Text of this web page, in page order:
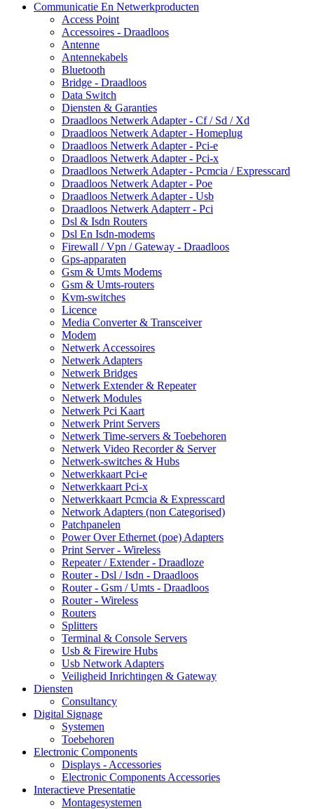
Communicatie En Netwerkproducten
Access Point
Accessoires - Draadloos
Antenne
Antennekabels
Bluetooth
Bridge - Draadloos
Data Switch
Diensten & Garanties
Draadloos Netwerk Adapter - Cf / Sd / Xd
Draadloos Netwerk Adapter - Homeplug
Draadloos Netwerk Adapter - Pci-e
Draadloos Netwerk Adapter - Pci-x
Draadloos Netwerk Adapter - Pcmcia / Expresscard
Draadloos Netwerk Adapter - Poe
Draadloos Netwerk Adapter - Usb
Draadloos Netwerk Adapterr - Pci
Dsl & Isdn Routers
Dsl En Isdn-modems
Firewall / Vpn / Gateway - Draadloos
Gps-apparaten
Gsm & Umts Modems
Gsm & Umts-routers
Kvm-switches
Licence
Media Converter & Transceiver
Modem
Netwerk Accessoires
Netwerk Adapters
Netwerk Bridges
Netwerk Extender & Repeater
Netwerk Modules
Netwerk Pci Kaart
Netwerk Print Servers
Netwerk Time-servers & Toebehoren
Netwerk Video Recorder & Server
Netwerk-switches & Hubs
Netwerkkaart Pci-e
Netwerkkaart Pci-x
Netwerkkaart Pcmcia & Expresscard
Network Adapters (non Categorised)
Patchpanelen
Power Over Ethernet (poe) Adapters
Print Server - Wireless
Repeater / Extender - Draadloze
Router - Dsl / Isdn - Draadloos
Router - Gsm / Umts - Draadloos
Router - Wireless
Routers
Splitters
Terminal & Console Servers
Usb & Firewire Hubs
Usb Network Adapters
Veiligheid Inrichtingen & Gateway
Diensten
Consultancy
Digital Signage
Systemen
Toebehoren
Electronic Components
Displays - Accessories
Electronic Components Accessories
Interactieve Presentatie
Montagesystemen